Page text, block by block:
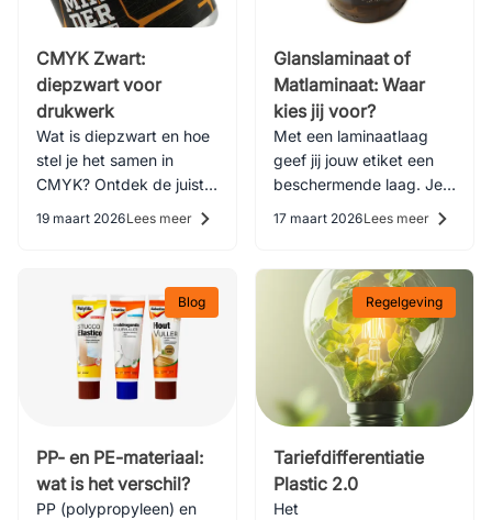
CMYK Zwart:
diepzwart voor
drukwerk
Wat is diepzwart en hoe
stel je het samen in
CMYK? Ontdek de juiste
waardes voor drukwerk
19 maart 2026Lees meer
Glanslaminaat of
Matlaminaat: Waar
kies jij voor?
Met een laminaatlaag
geef jij jouw etiket een
beschermende laag. Je
kunt hierbij kiezen tussen
is nou het beste?
17 maart 2026Lees meer
Blog
PP- en PE-materiaal:
wat is het verschil?
PP (polypropyleen) en
Regelgeving
Tariefdifferentiatie
Plastic 2.0
Het